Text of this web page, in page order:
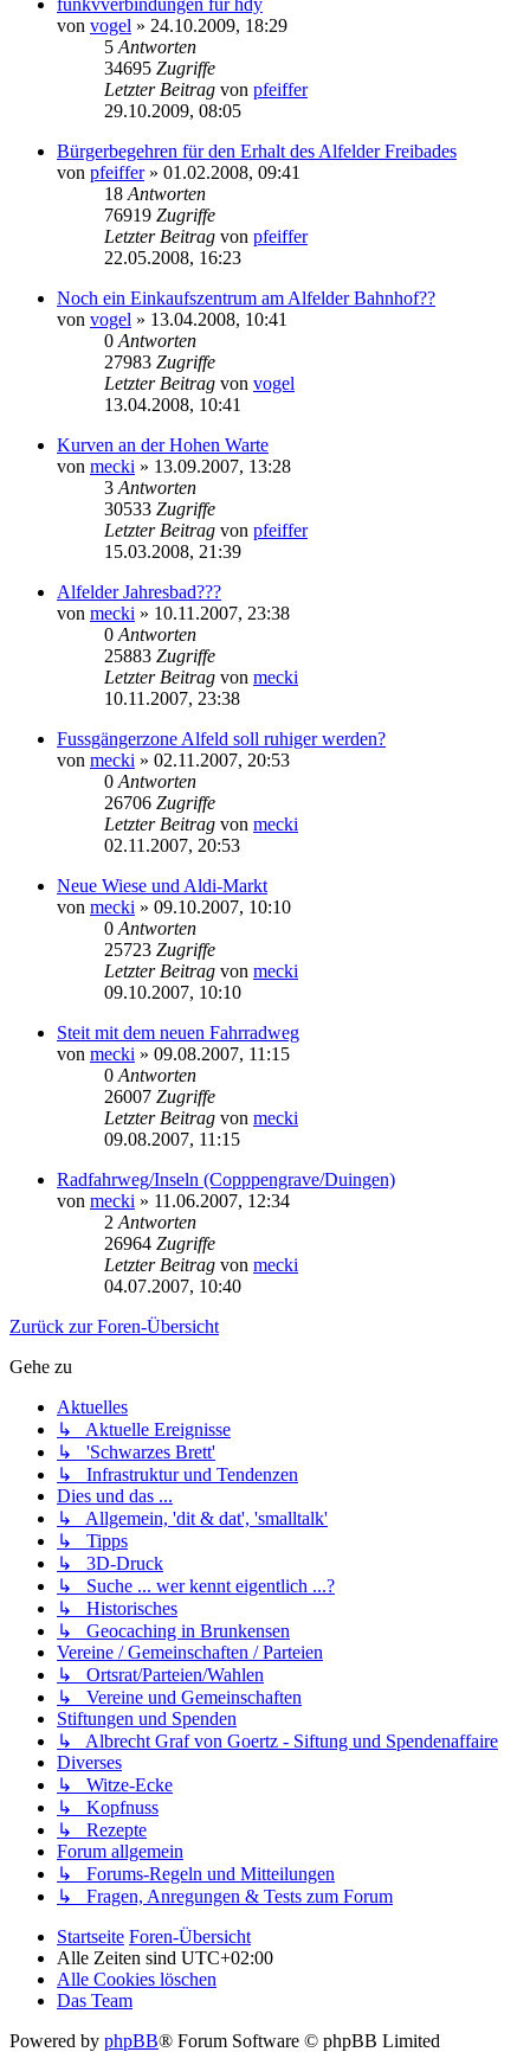
funkvverbindungen für hdy
von vogel » 24.10.2009, 18:29
5 Antworten
34695 Zugriffe
Letzter Beitrag von pfeiffer
29.10.2009, 08:05
Bürgerbegehren für den Erhalt des Alfelder Freibades
von pfeiffer» 01.02.2008, 09:41
18 Antworten
76919 Zugriffe
Letzter Beitrag von pfeiffer
22.05.2008, 16:23
Noch ein Einkaufszentrum am Alfelder Bahnhof??
von vogel » 13.04.2008, 10:41
0 Antworten
27983 Zugriffe
Letzter Beitrag von vogel
13.04.2008, 10:41
Kurven an der Hohen Warte
von mecki » 13.09.2007, 13:28
3 Antworten
30533 Zugriffe
Letzter Beitrag von pfeiffer
15.03.2008, 21:39
Alfelder Jahresbad???
von mecki » 10.11.2007, 23:38
0 Antworten
25883 Zugriffe
Letzter Beitrag von mecki
10.11.2007, 23:38
Fussgängerzone Alfeld soll ruhiger werden?
von mecki » 02.11.2007, 20:53
0 Antworten
26706 Zugriffe
Letzter Beitrag von mecki
02.11.2007, 20:53
Neue Wiese und Aldi-Markt
von mecki » 09.10.2007, 10:10
0 Antworten
25723 Zugriffe
Letzter Beitrag von mecki
09.10.2007, 10:10
Steit mit dem neuen Fahrradweg
von mecki » 09.08.2007, 11:15
0 Antworten
26007 Zugriffe
Letzter Beitrag von mecki
09.08.2007, 11:15
Radfahrweg/Inseln (Copppengrave/Duingen)
von mecki » 11.06.2007, 12:34
2 Antworten
26964 Zugriffe
Letzter Beitrag von mecki
04.07.2007, 10:40
Zurück zur Foren-Übersicht
Gehe zu
Aktuelles
↳ Aktuelle Ereignisse
↳ 'Schwarzes Brett'
↳ Infrastruktur und Tendenzen
Dies und das ...
↳ Allgemein, 'dit & dat', 'smalltalk'
↳ Tipps
↳ 3D-Druck
↳ Suche ... wer kennt eigentlich ...?
↳ Historisches
↳ Geocaching in Brunkensen
Vereine / Gemeinschaften / Parteien
↳ Ortsrat/Parteien/Wahlen
↳ Vereine und Gemeinschaften
Stiftungen und Spenden
↳ Albrecht Graf von Goertz - Siftung und Spendenaffaire
Diverses
↳ Witze-Ecke
↳ Kopfnuss
↳ Rezepte
Forum allgemein
↳ Forums-Regeln und Mitteilungen
↳ Fragen, Anregungen & Tests zum Forum
Startseite Foren-Übersicht
Alle Zeiten sind UTC+02:00
Alle Cookies löschen
Das Team
Powered by phpBB® Forum Software © phpBB Limited